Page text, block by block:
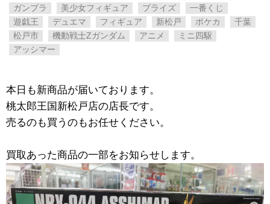
ガンプラ
美少女フィギュア プライズ
一番くじ
遊戯王
デュエマ フィギュア 新松戸 ポケカ
千葉
松戸市
機動戦士Zガンダム アニメ
ミニ四駆
​アッシマー
本日も新商品が届いております。
桃太郎王国新松戸店の店長です。
売るのも買うのもお任せください。
買取あった商品の一部をお知らせします。